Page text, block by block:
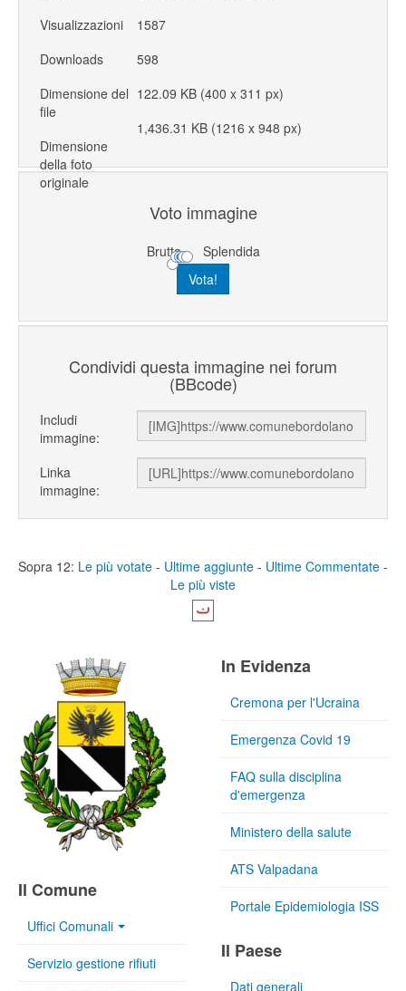
Visualizzazioni
1587
Downloads
598
Dimensione del
file
122.09 KB (400 x 311 px)
Dimensione
della foto
originale
1,436.31 KB (1216 x 948 px)
Voto immagine
Brutta Splendida
Condividi questa immagine nei forum
(BBcode)
Includi
immagine:
Linka
immagine:
Sopra 12: Le più votate - Ultime aggiunte - Ultime Commentate -
Le più viste
Il Comune
Uffici Comunali
Servizio gestione rifiuti
In Evidenza
Cremona per l'Ucraina
Emergenza Covid 19
FAQ sulla disciplina
d'emergenza
Ministero della salute
ATS Valpadana
Portale Epidemiologia ISS
Il Paese
Dati generali